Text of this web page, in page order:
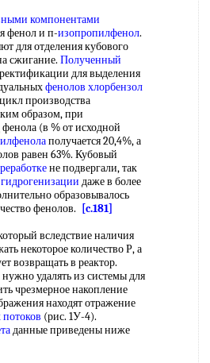
компонентами
фенол и п-изопропилфенол.
для отделения кубового
сжигание. Полученный
для выделения
фенолов хлорбензол
производства
образом, при
(в % от исходной
получается 20,4%, а
равен 63%. Кубовый
не подвергали, так
даже в более
образовывалось
фенолов.
[c.181]
вследствие наличия
некоторое количество Р, а
возвращать в реактор.
нужно удалять из системы для
чрезмерное накопление
находят отражение
(рис. 1У-4).
данные приведены ниже